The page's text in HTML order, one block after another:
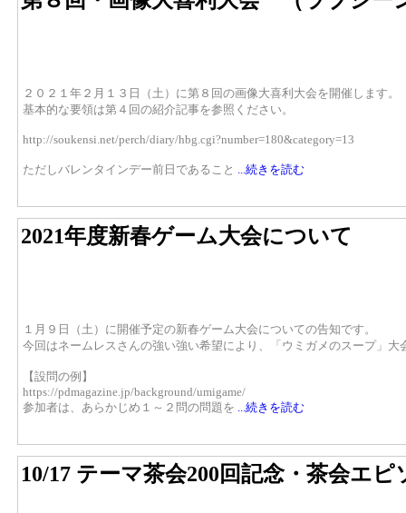
２０２１年２月１３日（土）に第８回の画像大喜利大会を開催します。
基本的な要領は第４回の紹介記事を参照ください。
http://soukensi.net/perch/diary/hbg.cgi?number=180&category=13
ただしバレンタインデー前日であること ...続きを読む
2021年度新春ゲーム大会について
１月９日（土）に開催予定の新春ゲーム大会についての告知です。
今回はネームレスさんの強い強い希望により、「ウミガメのスープ」大
【設問の例】
https://pdmagazine.jp/background/umigame/
参加者は、あらかじめ１～２問の問題を ...続きを読む
10/17 テーマ茶会200回記念・茶会エ